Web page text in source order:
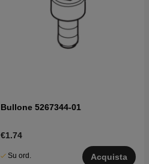
Bullone 5267344-01
€1.74
Su ord.
Acquista